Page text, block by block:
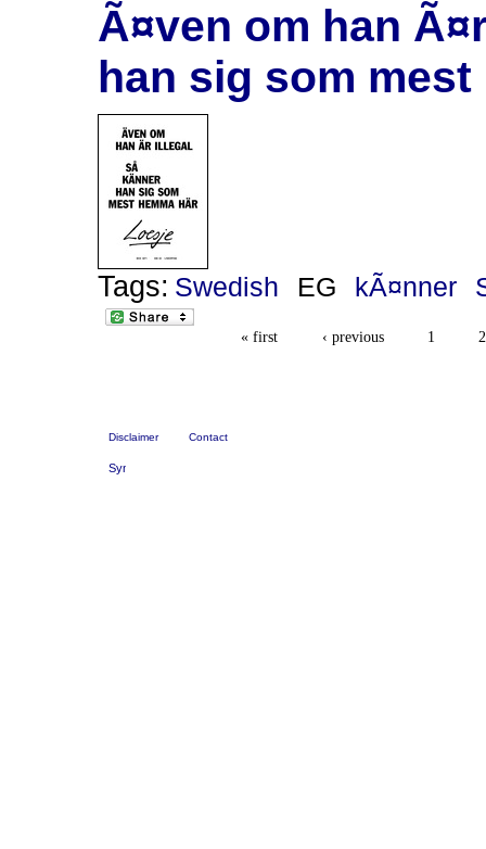
Ã¤ven om han
han sig som mest
Tags: Swedish EG kÃ¤nner
« first ‹ previous 1 2
Disclaimer Contact